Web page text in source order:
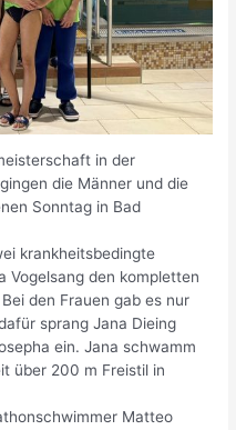
in der
die Männer und die
Sonntag in Bad
krankheitsbedingte
Vogelsang den kompletten
den Frauen gab es nur
sprang Jana Dieing
ein. Jana schwamm
über 200 m Freistil in
Matteo